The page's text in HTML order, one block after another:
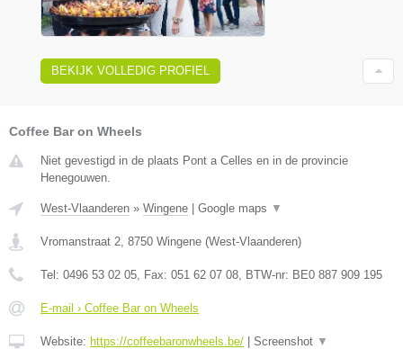
BEKIJK VOLLEDIG PROFIEL
Coffee Bar on Wheels
Niet gevestigd in de plaats Pont a Celles en in de provincie
Henegouwen.
West-Vlaanderen » Wingene | Google maps ▼
Vromanstraat 2 8750 Wingene (West-Vlaanderen)
Tel: 0496 53 02 05 , Fax: 051 62 07 08 , BTW-nr: BE0 887 909 195
E-mail › Coffee Bar on Wheels
Website: https://coffeebaronwheels.be/ | Screenshot ▼